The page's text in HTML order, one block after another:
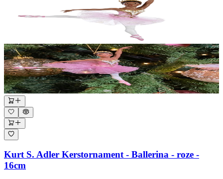
Kurt S. Adler Kerstornament - Ballerina - roze -
16cm